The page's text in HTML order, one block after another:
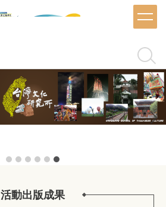
搜尋
活動出版成果